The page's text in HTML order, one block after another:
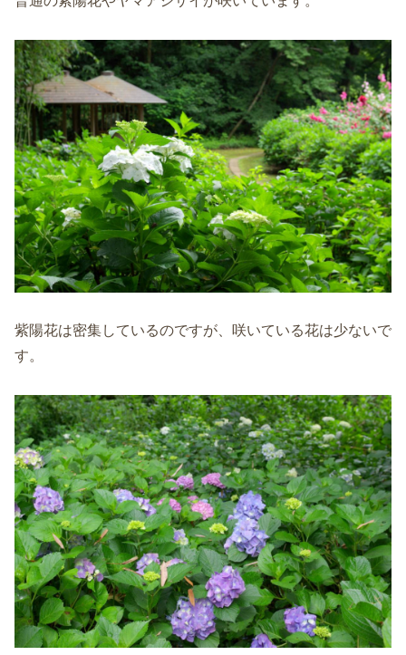
紫陽花は密集しているのですが、咲いている花は少ないで
す。